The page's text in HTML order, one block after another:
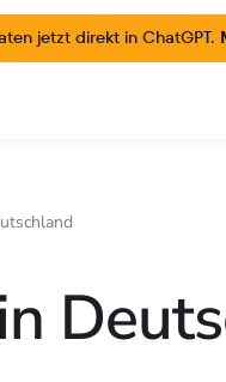
jetzt direkt in ChatGPT.